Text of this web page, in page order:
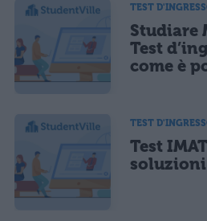
TEST
Studiare
Test
come è
TEST
Test
soluzioni